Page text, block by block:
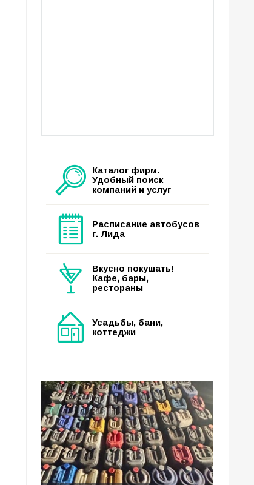
Каталог фирм.
Удобный поиск
компаний и услуг
Расписание автобусов
г. Лида
Вкусно покушать!
Кафе, бары,
рестораны
Усадьбы, бани,
коттеджи